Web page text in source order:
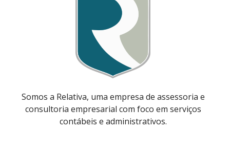
Somos a Relativa, uma empresa de assessoria e
consultoria empresarial com foco em serviços
contábeis e administrativos.